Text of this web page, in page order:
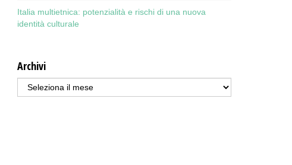
Italia multietnica: potenzialità e rischi di una nuova
identità culturale
Archivi
Archivi